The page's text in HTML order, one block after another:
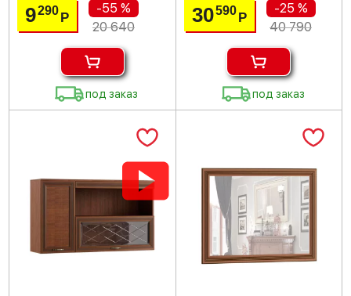
9290Р
-55 %
20 640
под заказ
30590 Р
-25 %
40 790
под заказ